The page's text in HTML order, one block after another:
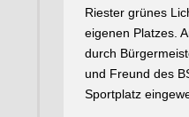
Riester grünes
eigenen Platzes.
durch
und Freund des
Sportplatz